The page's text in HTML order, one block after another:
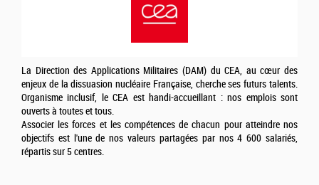
La Direction des Applications Militaires (DAM) du CEA, au cœur des
enjeux de la dissuasion nucléaire Française, cherche ses futurs talents.
Organisme inclusif, le CEA est handi-accueillant : nos emplois sont
ouverts à toutes et tous.
Associer les forces et les compétences de chacun pour atteindre nos
objectifs est l'une de nos valeurs partagées par nos 4 600 salariés,
répartis sur 5 centres.